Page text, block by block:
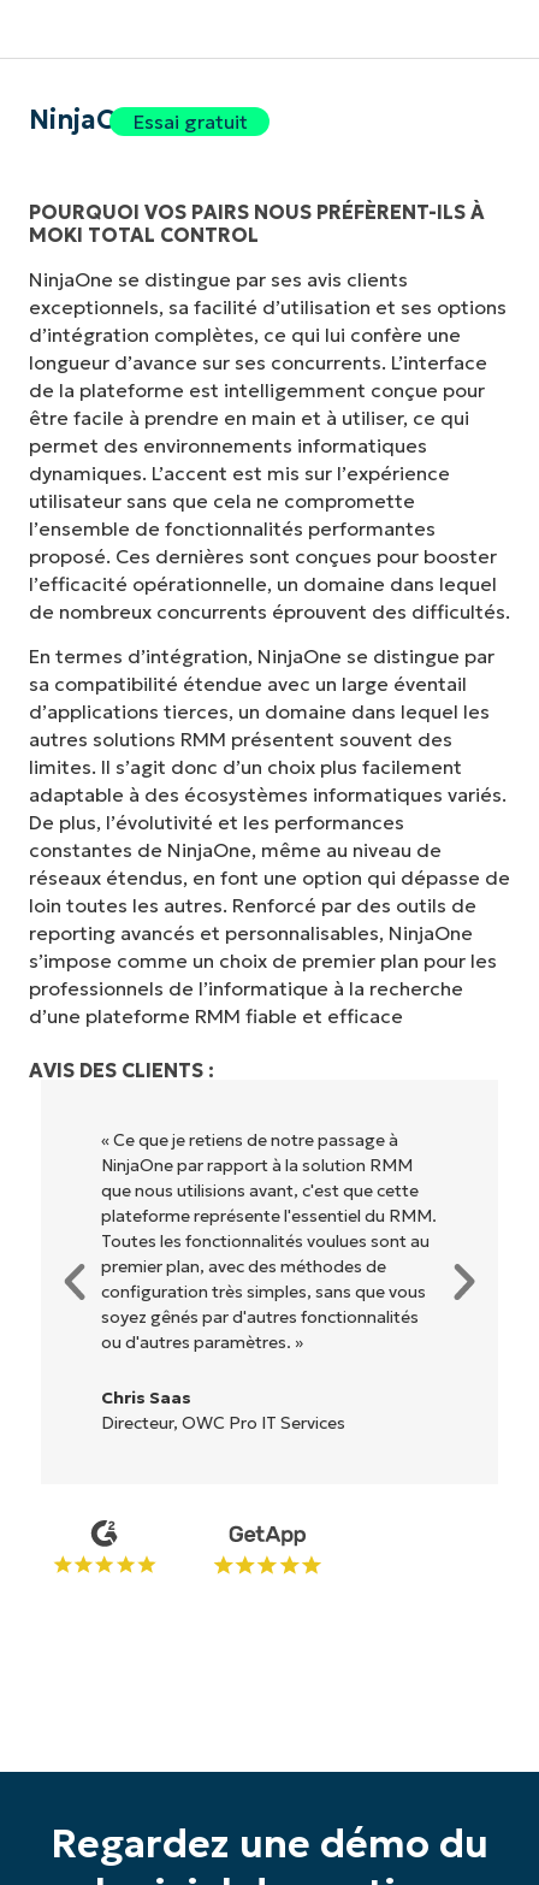
NinjaOneEssai gratuit
POURQUOI VOS PAIRS NOUS PRÉFÈRENT-ILS À
MOKI TOTAL CONTROL
NinjaOne se distingue par ses avis clients
exceptionnels, sa facilité d’utilisation et ses options
d’intégration complètes, ce qui lui confère une
longueur d’avance sur ses concurrents. L’interface
de la plateforme est intelligemment conçue pour
être facile à prendre en main et à utiliser, ce qui
permet des environnements informatiques
dynamiques. L’accent est mis sur l’expérience
utilisateur sans que cela ne compromette
l’ensemble de fonctionnalités performantes
proposé. Ces dernières sont conçues pour booster
l’efficacité opérationnelle, un domaine dans lequel
de nombreux concurrents éprouvent des difficultés.
En termes d’intégration, NinjaOne se distingue par
sa compatibilité étendue avec un large éventail
d’applications tierces, un domaine dans lequel les
autres solutions RMM présentent souvent des
limites. Il s’agit donc d’un choix plus facilement
adaptable à des écosystèmes informatiques variés.
De plus, l’évolutivité et les performances
constantes de NinjaOne, même au niveau de
réseaux étendus, en font une option qui dépasse de
loin toutes les autres. Renforcé par des outils de
reporting avancés et personnalisables, NinjaOne
s’impose comme un choix de premier plan pour les
professionnels de l’informatique à la recherche
d’une plateforme RMM fiable et efficace
AVIS DES CLIENTS :
« NinjaOne est extrêmement simple
d'utilisation grâce à une interface fluide et
des fonctionnalités back-end puissantes.
Pas de configuration complexe ou
d'interface difficile à maîtriser. Toutes les
options et tous les outils sont clairement
étiquetés, faciles à comprendre et il est
très facile de s'y retrouver. »
Reiffenberger.NET Technology Solutions
Regardez une démo du